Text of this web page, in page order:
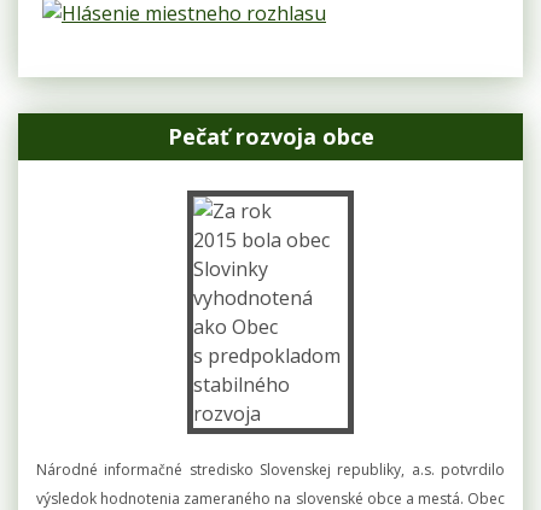
Pečať rozvoja obce
Národné informačné stredisko Slovenskej republiky, a.s. potvrdilo
výsledok hodnotenia zameraného na slovenské obce a mestá. Obec